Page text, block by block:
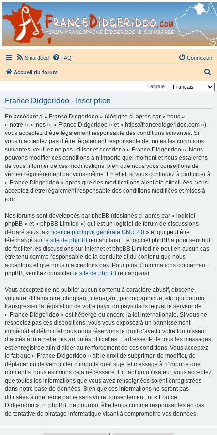
France Didgeridoo
Didgeridoo et Guimbarde sur France Didgeridoo - retrouvez la communauté.
Smartfeed FAQ Connexion
Accueil du forum
e
h
Langue :
France Didgeridoo - Inscription
En accédant à « France Didgeridoo » (désigné ci-après par « nous »,
« notre », « nos », « France Didgeridoo » et « https://francedidgeridoo.com »),
vous acceptez d’être légalement responsable des conditions suivantes. Si
vous n’acceptez pas d’être légalement responsable de toutes les conditions
suivantes, veuillez ne pas utiliser et accéder à « France Didgeridoo ». Nous
pouvons modifier ces conditions à n’importe quel moment et nous essaierons
de vous informer de ces modifications, bien que nous vous conseillons de
vérifier régulièrement par vous-même. En effet, si vous continuez à participer à
« France Didgeridoo » après que des modifications aient été effectuées, vous
acceptez d’être légalement responsable des conditions modifiées et mises à
jour.
Nos forums sont développés par phpBB (désignés ci-après par « logiciel
phpBB » et « phpBB Limited ») qui est un logiciel de forum de discussions
déclaré sous la « licence publique générale GNU 2.0 » et qui peut être
téléchargé sur le site de phpBB (en anglais). Le logiciel phpBB a pour seul but
de faciliter les discussions sur internet et phpBB Limited ne peut en aucun cas
être tenu comme responsable de la conduite et du contenu que nous
acceptons et que nous n’acceptons pas. Pour plus d’informations concernant
phpBB, veuillez consulter le site de phpBB (en anglais).
Vous acceptez de ne publier aucun contenu à caractère abusif, obscène,
vulgaire, diffamatoire, choquant, menaçant, pornographique, etc. qui pourrait
transgresser la législation de votre pays, du pays dans lequel le serveur de
« France Didgeridoo » est hébergé ou encore la loi internationale. Si vous ne
respectez pas ces dispositions, vous vous exposez à un bannissement
immédiat et définitif et nous nous réservons le droit d’avertir votre fournisseur
d’accès à internet et les autorités officielles. L’adresse IP de tous les messages
est enregistrée afin d’aider au renforcement de ces conditions. Vous acceptez
le fait que « France Didgeridoo » ait le droit de supprimer, de modifier, de
déplacer ou de verrouiller n’importe quel sujet et message à n’importe quel
moment si nous estimons cela nécessaire. En tant qu’utilisateur, vous acceptez
que toutes les informations que vous avez renseignées soient enregistrées
dans notre base de données. Bien que ces informations ne seront pas
diffusées à une tierce partie sans votre consentement, ni « France
Didgeridoo », ni phpBB, ne pourront être tenus comme responsables en cas
de tentative de piratage informatique visant à compromettre vos données.